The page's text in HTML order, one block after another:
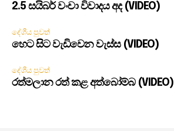
2.5 සයිබර් වංචා විවාදය අද (VIDEO)
දේශීය පුවත්
හෙට සිට වැඩිවෙන වැස්ස (VIDEO)
දේශීය පුවත්
රත්මලාන රත් කළ අත්බෝම්බ (VIDEO)